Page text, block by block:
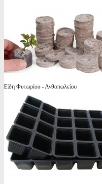
Είδη Φυτωρίου - Ανθοπωλείου